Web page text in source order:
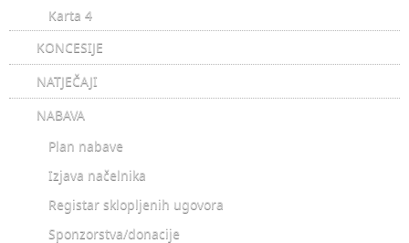
Karta 4
KONCESIJE
NATJEČAJI
NABAVA
Plan nabave
Izjava načelnika
Registar sklopljenih ugovora
Sponzorstva/donacije